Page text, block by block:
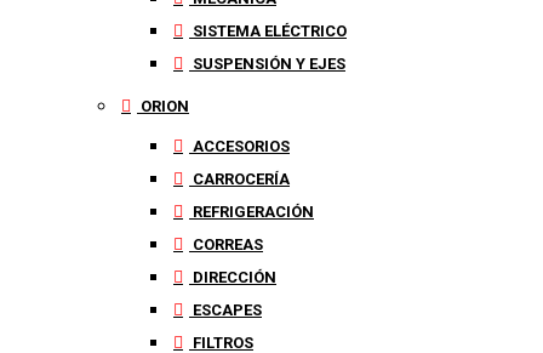
SISTEMA ELÉCTRICO
SUSPENSIÓN Y EJES
ORION
ACCESORIOS
CARROCERÍA
REFRIGERACIÓN
CORREAS
DIRECCIÓN
ESCAPES
FILTROS